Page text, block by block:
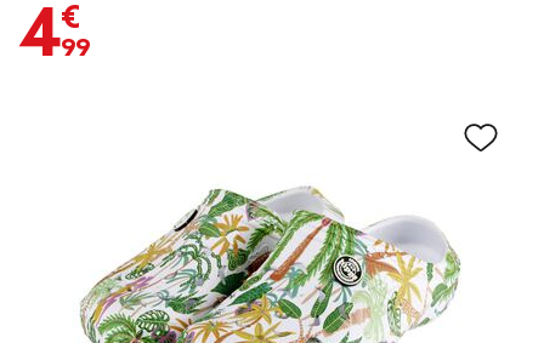
4,99 €